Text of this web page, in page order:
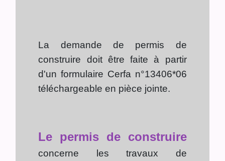
La demande de permis de
construire doit être faite à partir
d'un formulaire Cerfa n°13406*06
téléchargeable en pièce jointe.
Le permis de construire
concerne les travaux de